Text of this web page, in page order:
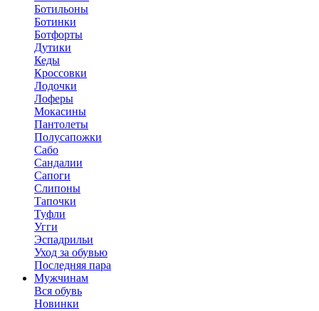
Ботильоны
Ботинки
Ботфорты
Дутики
Кеды
Кроссовки
Лодочки
Лоферы
Мокасины
Пантолеты
Полусапожки
Сабо
Сандалии
Сапоги
Слипоны
Тапочки
Туфли
Угги
Эспадрильи
Уход за обувью
Последняя пара
Мужчинам
Вся обувь
Новинки